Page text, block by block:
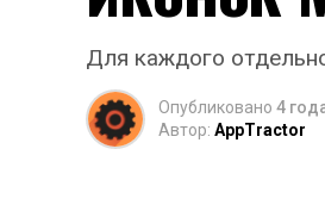
Для каждого
Опубликовано 4
Автор: AppTractor